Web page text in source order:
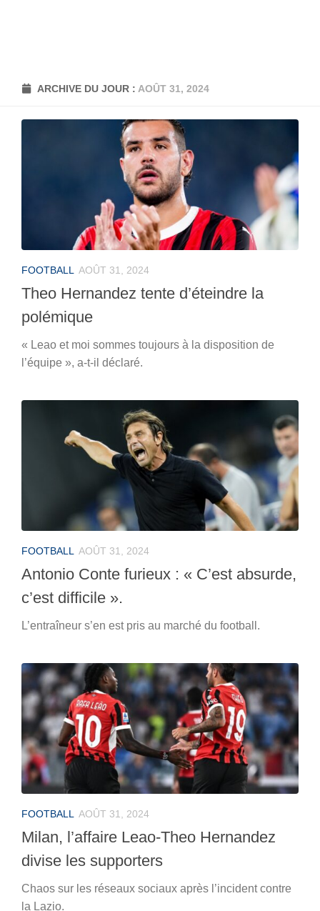
ARCHIVE DU JOUR : AOÛT 31, 2024
FOOTBALL AOÛT 31, 2024
Theo Hernandez tente d’éteindre la
polémique
« Leao et moi sommes toujours à la disposition de
l’équipe », a-t-il déclaré.
FOOTBALL AOÛT 31, 2024
Antonio Conte furieux : « C’est absurde,
c’est difficile ».
L’entraîneur s’en est pris au marché du football.
FOOTBALL AOÛT 31, 2024
Milan, l’affaire Leao-Theo Hernandez
divise les supporters
Chaos sur les réseaux sociaux après l’incident contre
la Lazio.